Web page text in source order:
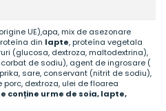
UE),apa, mix de asezonare
din lapte, proteína vegetala
(glucosa, dextroza, maltodextrina),
de sodiu), agent de ingrosare (
sare, conservant (nitrit de sodiu),
dextroza, ulei de floarea
conține urme de soia, lapte,